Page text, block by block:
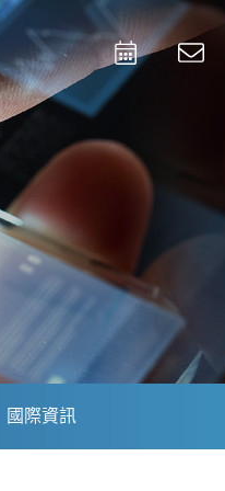
Activities
Contact Us
Member
Test and
Aerospace |
Broadcast and
國際資訊